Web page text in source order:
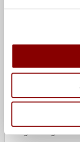
Schwerins stolze
einen neuen
Auch die
vornehmen, eine
Hanseatinnen ist